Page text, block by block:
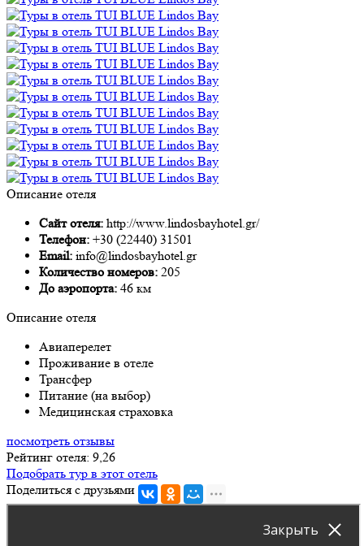
Описание отеля
Сайт отеля: http://www.lindosbayhotel.gr/
Телефон: +30 (22440) 31501
Email: info@lindosbayhotel.gr
Количество номеров: 205
До аэропорта: 46 км
Описание отеля
Авиаперелет
Проживание в отеле
Трансфер
Питание (на выбор)
Медицинская страховка
посмотреть отзывы
Рейтинг отеля: 9,26
Подобрать тур в этот отель
Поделиться с друзьями